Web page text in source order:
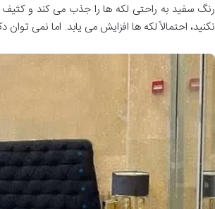
رنگ سفید به راحتی لکه ها را جذب می کند و
نکنید، احتمالاً لکه ها افزایش می یابد. اما نمی